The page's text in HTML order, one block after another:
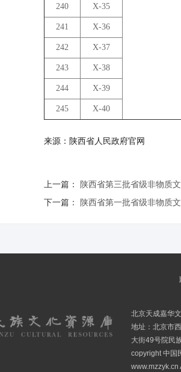
240 X-35
241 X-36
242 X-37
243 X-38
244 X-39
245 X-40
来源：陕西省人民政府官网
上一篇：
陕西省第三批省级非物质
下一篇：
陕西省第一批省级非物质
北京天成嘉华
地址：北京市
大街49号院民
copyright 中国